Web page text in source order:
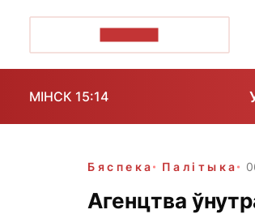
МІНСК 15:14
Бяспека Палітыка
Агенцтва